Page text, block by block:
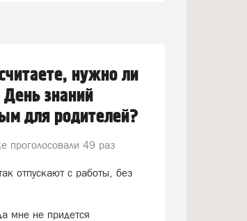
нужно ли
День знаний
для родителей?
проголосовали 49 раз
отпускают с работы, без
мне не придется